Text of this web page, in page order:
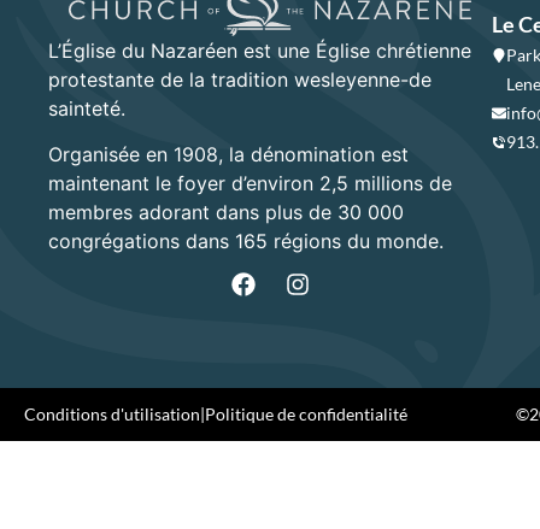
L’Église du Nazaréen est une Église chrétienne
protestante de la tradition wesleyenne-de
sainteté.
Organisée en 1908, la dénomination est
maintenant le foyer d’environ 2,5 millions de
membres adorant dans plus de 30 000
congrégations dans 165 régions du monde.
Le
Conditions d'utilisation|Politique de confidentialité